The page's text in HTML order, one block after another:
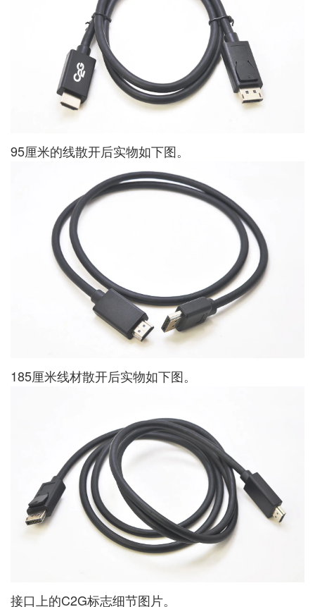
95厘米的线散开后实物如下图。
185厘米线材散开后实物如下图。
接口上的C2G标志细节图片。